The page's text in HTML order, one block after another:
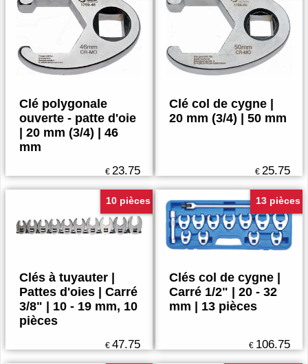
Clé polygonale
ouverte - patte d'oie
| 20 mm (3/4) | 46
mm
€ 23.75
Clé col de cygne |
20 mm (3/4) | 50 mm
€ 25.75
10 pièces
Clés à tuyauter |
Pattes d'oies | Carré
3/8" | 10 - 19 mm, 10
pièces
€ 47.75
13 pièces
Clés col de cygne |
Carré 1/2" | 20 - 32
mm | 13 pièces
€ 106.75